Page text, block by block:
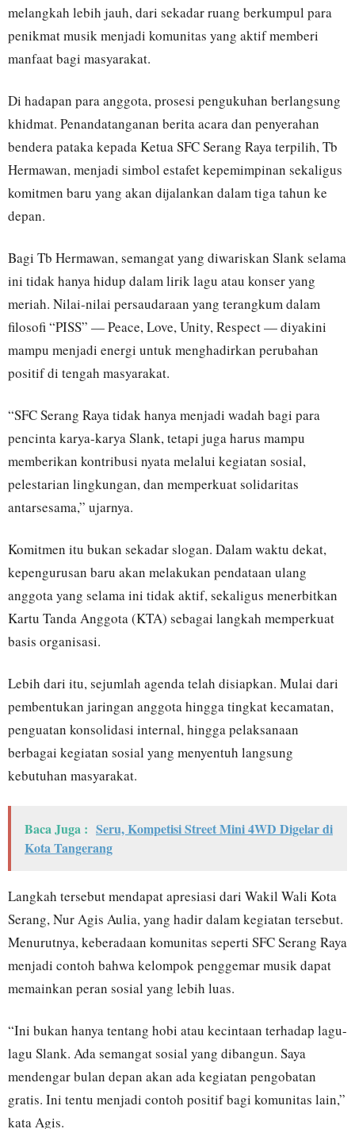
melangkah lebih jauh, dari sekadar ruang berkumpul para
penikmat musik menjadi komunitas yang aktif memberi
manfaat bagi masyarakat.
Di hadapan para anggota, prosesi pengukuhan berlangsung
khidmat. Penandatanganan berita acara dan penyerahan
bendera pataka kepada Ketua SFC Serang Raya terpilih, Tb
Hermawan, menjadi simbol estafet kepemimpinan sekaligus
komitmen baru yang akan dijalankan dalam tiga tahun ke
depan.
Bagi Tb Hermawan, semangat yang diwariskan Slank selama
ini tidak hanya hidup dalam lirik lagu atau konser yang
meriah. Nilai-nilai persaudaraan yang terangkum dalam
filosofi “PISS” — Peace, Love, Unity, Respect — diyakini
mampu menjadi energi untuk menghadirkan perubahan
positif di tengah masyarakat.
“SFC Serang Raya tidak hanya menjadi wadah bagi para
pencinta karya-karya Slank, tetapi juga harus mampu
memberikan kontribusi nyata melalui kegiatan sosial,
pelestarian lingkungan, dan memperkuat solidaritas
antarsesama,” ujarnya.
Komitmen itu bukan sekadar slogan. Dalam waktu dekat,
kepengurusan baru akan melakukan pendataan ulang
anggota yang selama ini tidak aktif, sekaligus menerbitkan
Kartu Tanda Anggota (KTA) sebagai langkah memperkuat
basis organisasi.
Lebih dari itu, sejumlah agenda telah disiapkan. Mulai dari
pembentukan jaringan anggota hingga tingkat kecamatan,
penguatan konsolidasi internal, hingga pelaksanaan
berbagai kegiatan sosial yang menyentuh langsung
kebutuhan masyarakat.
Baca Juga : Seru, Kompetisi Street Mini 4WD Digelar di
Kota Tangerang
Langkah tersebut mendapat apresiasi dari Wakil Wali Kota
Serang, Nur Agis Aulia, yang hadir dalam kegiatan tersebut.
Menurutnya, keberadaan komunitas seperti SFC Serang Raya
menjadi contoh bahwa kelompok penggemar musik dapat
memainkan peran sosial yang lebih luas.
“Ini bukan hanya tentang hobi atau kecintaan terhadap lagu-
lagu Slank. Ada semangat sosial yang dibangun. Saya
mendengar bulan depan akan ada kegiatan pengobatan
gratis. Ini tentu menjadi contoh positif bagi komunitas lain,”
kata Agis.